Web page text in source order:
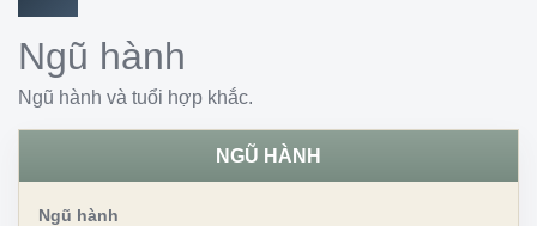
Ngũ hành
Ngũ hành và tuổi hợp khắc.
NGŨ HÀNH
Ngũ hành